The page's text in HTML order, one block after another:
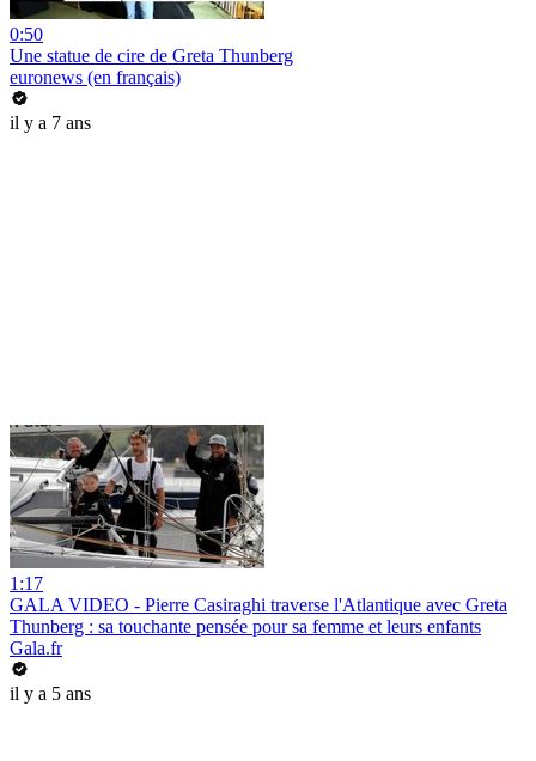
0:50
Une statue de cire de Greta Thunberg
euronews (en français)
il y a 7 ans
1:17
GALA VIDEO - Pierre Casiraghi traverse l'Atlantique avec Greta
Thunberg : sa touchante pensée pour sa femme et leurs enfants
Gala.fr
il y a 5 ans